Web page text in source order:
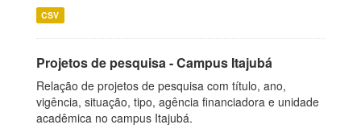
CSV
Projetos de pesquisa - Campus Itajubá
Relação de projetos de pesquisa com título, ano,
vigência, situação, tipo, agência financiadora e unidade
acadêmica no campus Itajubá.